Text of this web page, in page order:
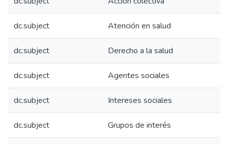
dc.subject Atención en salud
dc.subject Derecho a la salud
dc.subject Agentes sociales
dc.subject Intereses sociales
dc.subject Grupos de interés